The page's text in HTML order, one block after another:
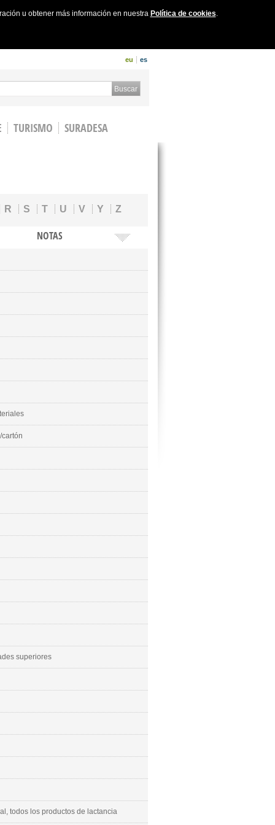
u obtener más información en nuestra Política de cookies.
eu es
TURISMO
SURADESA
R S T U V Y Z
NOTAS
cartón
superiores
todos los productos de lactancia